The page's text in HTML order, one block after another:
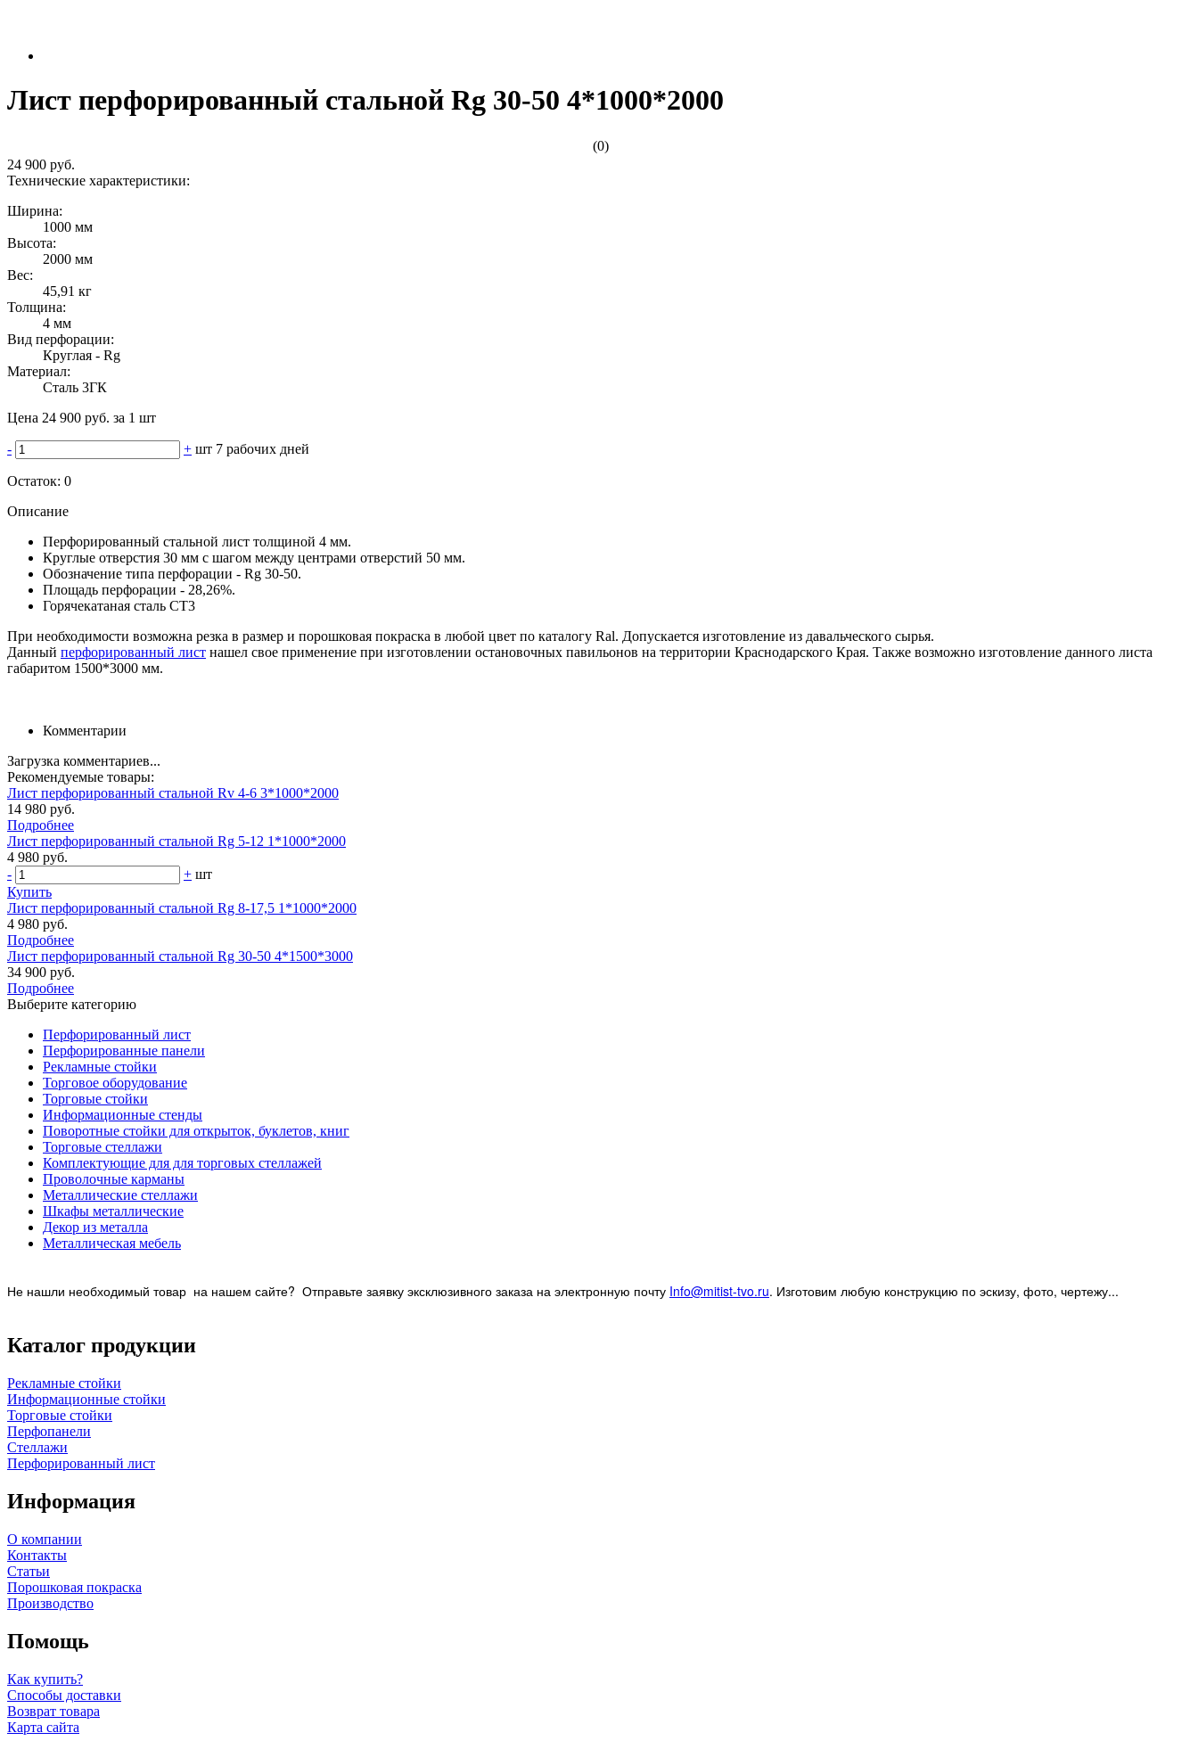
Лист перфорированный стальной Rg 30-50 4*1000*2000
(0)
24 900 руб.
Технические характеристики:
Ширина:
1000 мм
Высота:
2000 мм
Вес:
45,91 кг
Толщина:
4 мм
Вид перфорации:
Круглая - Rg
Материал:
Сталь 3ГК
Цена 24 900 руб. за 1 шт
- + шт 7 рабочих дней
Остаток: 0
Описание
Перфорированный стальной лист толщиной 4 мм.
Круглые отверстия 30 мм с шагом между центрами отверстий 50 мм.
Обозначение типа перфорации - Rg 30-50.
Площадь перфорации - 28,26%.
Горячекатаная сталь СТ3
При необходимости возможна резка в размер и порошковая покраска в любой цвет по каталогу Ral. Допускается изготовление из давальческого сырья.
Данный перфорированный лист нашел свое применение при изготовлении остановочных павильонов на территории Краснодарского Края. Также возможно изготовление данного листа
габаритом 1500*3000 мм.
Комментарии
Загрузка комментариев...
Рекомендуемые товары:
Лист перфорированный стальной Rv 4-6 3*1000*2000
14 980 руб.
Подробнее
Лист перфорированный стальной Rg 5-12 1*1000*2000
4 980 руб.
-
+ шт
Купить
Лист перфорированный стальной Rg 8-17,5 1*1000*2000
4 980 руб.
Подробнее
Лист перфорированный стальной Rg 30-50 4*1500*3000
34 900 руб.
Подробнее
Выберите категорию
Перфорированный лист
Перфорированные панели
Рекламные стойки
Торговое оборудование
Торговые стойки
Информационные стенды
Поворотные стойки для открыток, буклетов, книг
Торговые стеллажи
Комплектующие для для торговых стеллажей
Проволочные карманы
Металлические стеллажи
Шкафы металлические
Декор из металла
Металлическая мебель
Не нашли необходимый товар на нашем сайте? Отправьте заявку эксклюзивного заказа на электронную почту Info@mitist-tvo.ru. Изготовим любую конструкцию по эскизу, фото, чертежу...
Каталог продукции
Рекламные стойки
Информационные стойки
Торговые стойки
Перфопанели
Стеллажи
Перфорированный лист
Информация
О компании
Контакты
Статьи
Порошковая покраска
Производство
Помощь
Как купить?
Способы доставки
Возврат товара
Карта сайта